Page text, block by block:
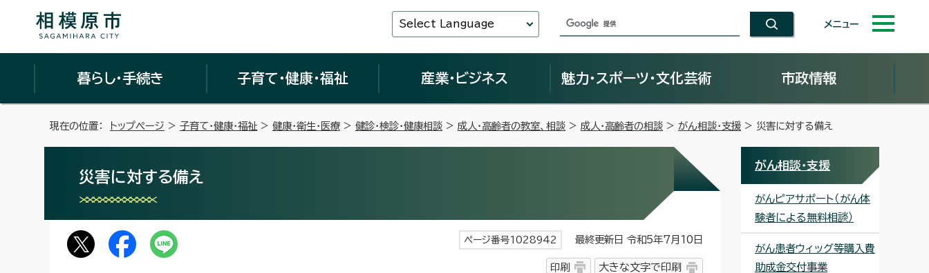
Select Language メニュー
暮らし・手続き 子育て・健康・福祉 産業・ビジネス 魅力・スポーツ・文化芸術 市政情報
現在の位置： トップページ > 子育て・健康・福祉 > 健康・衛生・医療 > 健診・検診・健康相談 > 成人・高齢者の教室、相談 > 成人・高齢者の相談 > がん相談・支援 > 災害に対する備え
災害に対する備え
ページ番号1028942 最終更新日 令和5年7月10日
印刷 大きな文字で印刷
がん相談・支援
がんピアサポート（がん体
験者による無料相談）
がん患者ウィッグ等購入費
助成金交付事業